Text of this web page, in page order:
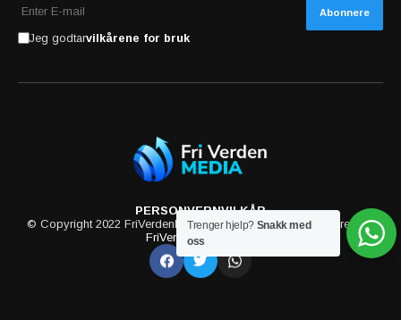
Jeg godtarvilkårene for bruk
PERSONVERNVILKÅR
© Copyright 2022 FriVerdenMedia. All rights reserved powered by
FriVerdenMedia.com
Trenger hjelp? Snakk med
oss